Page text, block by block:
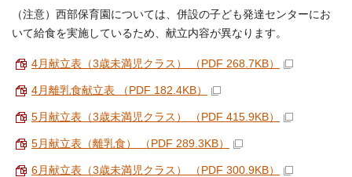
（注意）西部保育園については、併設の子ども発達センターにお
いて給食を実施しているため、献立内容が異なります。
4月献立表（3歳未満児クラス） （PDF 268.7KB）
4月離乳食献立表 （PDF 182.4KB）
5月献立表（3歳未満児クラス） （PDF 415.9KB）
5月献立表（離乳食） （PDF 289.3KB）
6月献立表（3歳未満児クラス） （PDF 300.9KB）